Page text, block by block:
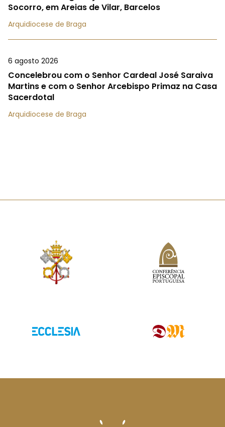
Socorro, em Areias de Vilar, Barcelos
Arquidiocese de Braga
6 agosto 2026
Concelebrou com o Senhor Cardeal José Saraiva
Martins e com o Senhor Arcebispo Primaz na Casa
Sacerdotal
Arquidiocese de Braga